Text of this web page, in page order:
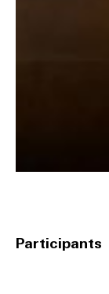
Participants